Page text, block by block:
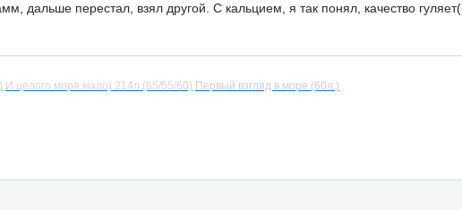
дальше перестал, взял другой. С кальцием, я так понял, качество гуляет(
И целого моря мало) 214л (65/55/60) Первый взгляд в море (60л.)